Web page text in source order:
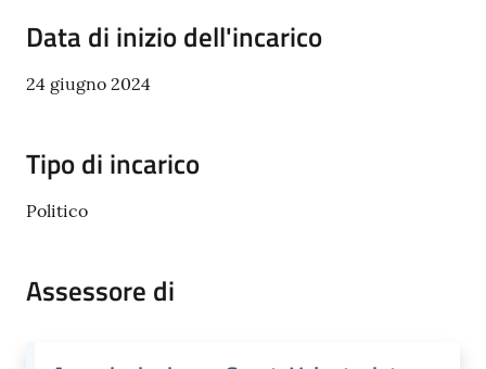
Data di inizio dell'incarico
24 giugno 2024
Tipo di incarico
Politico
Assessore di